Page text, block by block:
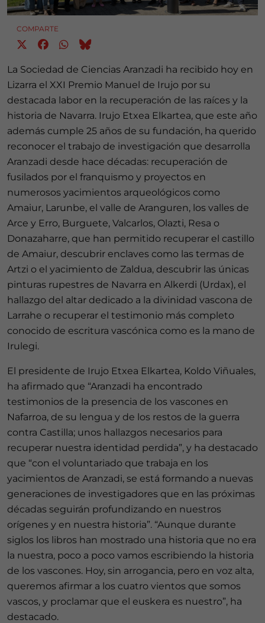
COMPARTE
La Sociedad de Ciencias Aranzadi ha recibido hoy en
Lizarra el XXI Premio Manuel de Irujo por su
destacada labor en la recuperación de las raíces y la
historia de Navarra. Irujo Etxea Elkartea, que este año
además cumple 25 años de su fundación, ha querido
reconocer el trabajo de investigación que desarrolla
Aranzadi desde hace décadas: recuperación de
fusilados por el franquismo y proyectos en
numerosos yacimientos arqueológicos como
Amaiur, Larunbe, el valle de Aranguren, los valles de
Arce y Erro, Burguete, Valcarlos, Olazti, Resa o
Donazaharre, que han permitido recuperar el castillo
de Amaiur, descubrir enclaves como las termas de
Artzi o el yacimiento de Zaldua, descubrir las únicas
pinturas rupestres de Navarra en Alkerdi (Urdax), el
hallazgo del altar dedicado a la divinidad vascona de
Larrahe o recuperar el testimonio más completo
conocido de escritura vascónica como es la mano de
Irulegi.
El presidente de Irujo Etxea Elkartea, Koldo Viñuales,
ha afirmado que “Aranzadi ha encontrado
testimonios de la presencia de los vascones en
Nafarroa, de su lengua y de los restos de la guerra
contra Castilla; unos hallazgos necesarios para
recuperar nuestra identidad perdida”, y ha destacado
que “con el voluntariado que trabaja en los
yacimientos de Aranzadi, se está formando a nuevas
generaciones de investigadores que en las próximas
décadas seguirán profundizando en nuestros
orígenes y en nuestra historia”. “Aunque durante
siglos los libros han mostrado una historia que no era
la nuestra, poco a poco vamos escribiendo la historia
de los vascones. Hoy, sin arrogancia, pero en voz alta,
queremos afirmar a los cuatro vientos que somos
vascos, y proclamar que el euskera es nuestro”, ha
destacado.